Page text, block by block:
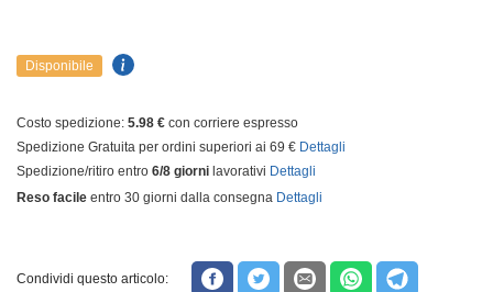
Disponibile
Costo spedizione: 5.98 € con corriere espresso
Spedizione Gratuita per ordini superiori ai 69 € Dettagli
Spedizione/ritiro entro 6/8 giorni lavorativi Dettagli
Reso facile entro 30 giorni dalla consegna Dettagli
Condividi questo articolo: